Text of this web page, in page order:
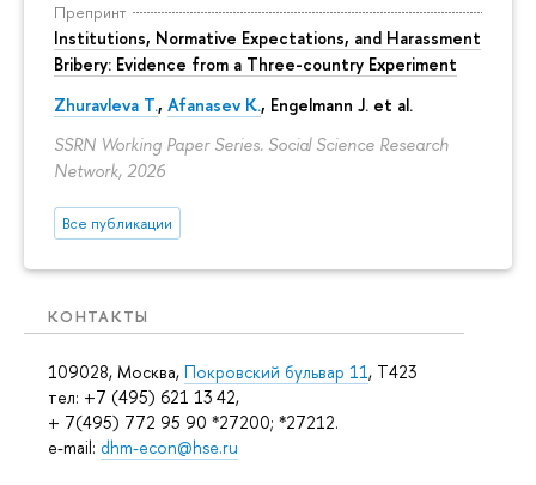
Препринт
Institutions, Normative Expectations, and Harassment
Bribery: Evidence from a Three-country Experiment
Zhuravleva T., Afanasev K., Engelmann J. et al.
SSRN Working Paper Series. Social Science Research
Network, 2026
Все публикации
КОНТАКТЫ
109028, Москва, Покровский бульвар 11, T423
тел: +7 (495) 621 13 42,
+ 7(495) 772 95 90 *27200; *27212.
e-mail: dhm-econ@hse.ru